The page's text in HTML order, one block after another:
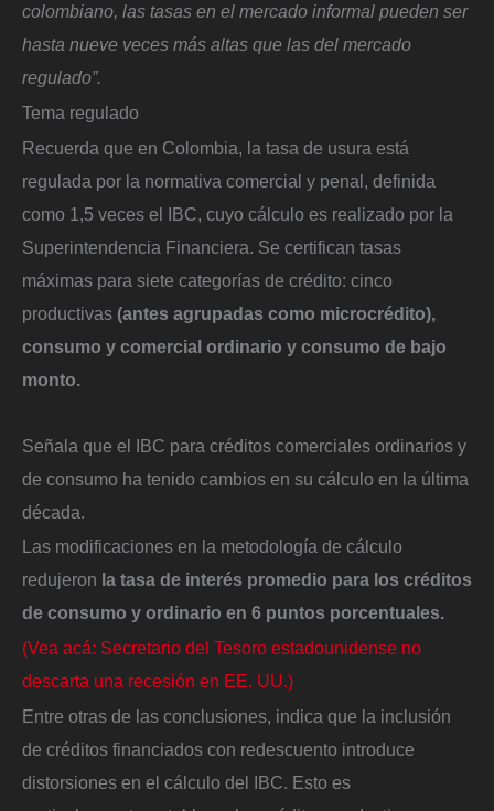
colombiano, las tasas en el mercado informal pueden ser
hasta nueve veces más altas que las del mercado
regulado”.
Tema regulado
Recuerda que en Colombia, la tasa de usura está
regulada por la normativa comercial y penal, definida
como 1,5 veces el IBC, cuyo cálculo es realizado por la
Superintendencia Financiera. Se certifican tasas
máximas para siete categorías de crédito: cinco
productivas (antes agrupadas como microcrédito),
consumo y comercial ordinario y consumo de bajo
monto.
Señala que el IBC para créditos comerciales ordinarios y
de consumo ha tenido cambios en su cálculo en la última
década.
Las modificaciones en la metodología de cálculo
redujeron la tasa de interés promedio para los créditos
de consumo y ordinario en 6 puntos porcentuales.
(Vea acá: Secretario del Tesoro estadounidense no
descarta una recesión en EE. UU.)
Entre otras de las conclusiones, indica que la inclusión
de créditos financiados con redescuento introduce
distorsiones en el cálculo del IBC. Esto es